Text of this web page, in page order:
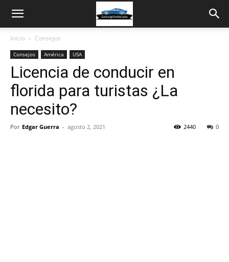
Inicio Consejos
Consejos América USA
Licencia de conducir en
florida para turistas ¿La
necesito?
Por Edgar Guerra - agosto 2, 2021 0
2440